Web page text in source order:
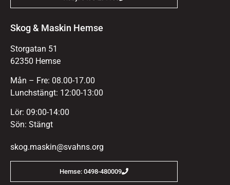
Skog & Maskin Hemse
Storgatan 51
62350 Hemse
Mån – Fre: 08.00-17.00
Lunchstängt: 12:00-13:00
Lör: 09:00-14:00
Sön: Stängt
skog.maskin@svahns.org
Hemse: 0498-480009